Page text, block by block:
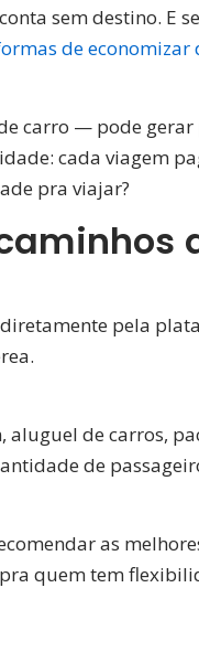
sem destino. E
de economizar
carro — pode gerar
cada viagem
pra viajar?
pela
de carros,
de
as
quem tem